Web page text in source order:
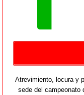
Atrevimiento, locura y
sede del campeonato